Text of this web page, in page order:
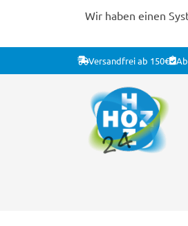
Wir haben einen
Versandfrei ab 150€